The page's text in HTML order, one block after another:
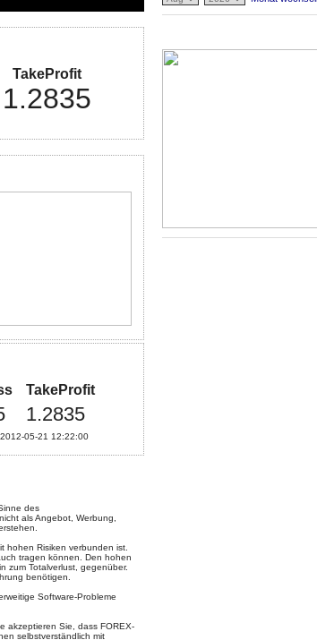
TakeProfit
1.2835
TakeProfit
1.2835
05-21 12:22:00
des
als Angebot, Werbung,
hohen Risiken verbunden ist.
tragen können. Den hohen
zum Totalverlust, gegenüber.
benötigen.
Software-Probleme
akzeptieren Sie, dass FOREX-
selbstverständlich mit